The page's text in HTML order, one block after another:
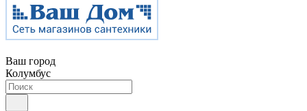
Ваш город
Колумбус